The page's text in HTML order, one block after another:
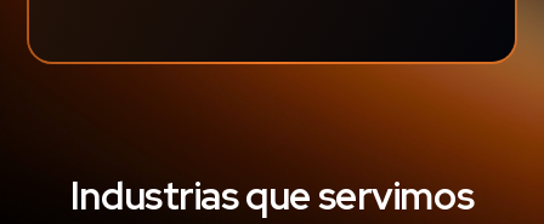
Industrias que servimos